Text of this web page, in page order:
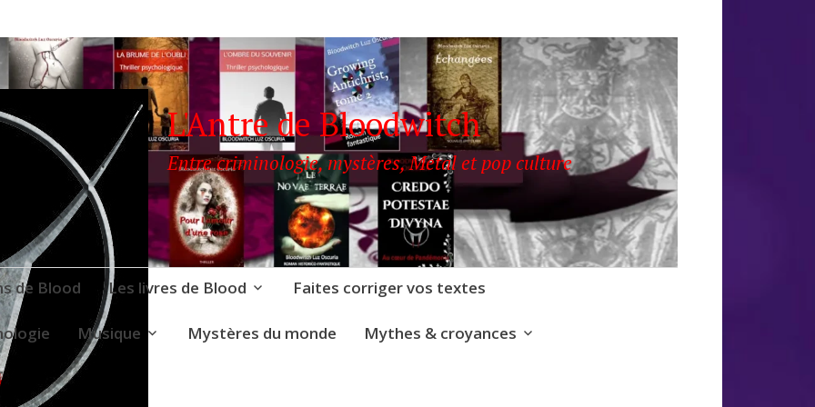
L'Antre de Bloodwitch
Entre criminologie, mystères, Metal et pop culture
de Blood Les livres de Blood Faites corriger vos textes
Musique Mystères du monde Mythes & croyances